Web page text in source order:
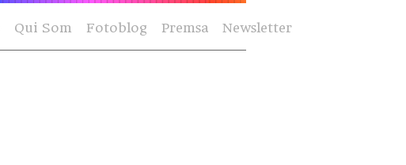
Qui Som Fotoblog Premsa Newsletter